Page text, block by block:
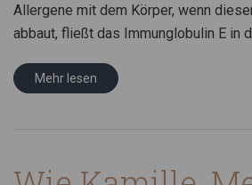
Allergene mit dem Körper, wenn
abbaut, fließt das Immunglobulin E in
Mehr lesen